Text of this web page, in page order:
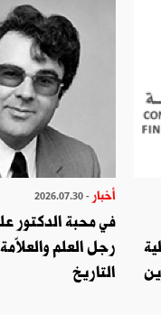
أخبار - 2026.07.30
في محبة الدكتور
رجل العلم
التاريخ